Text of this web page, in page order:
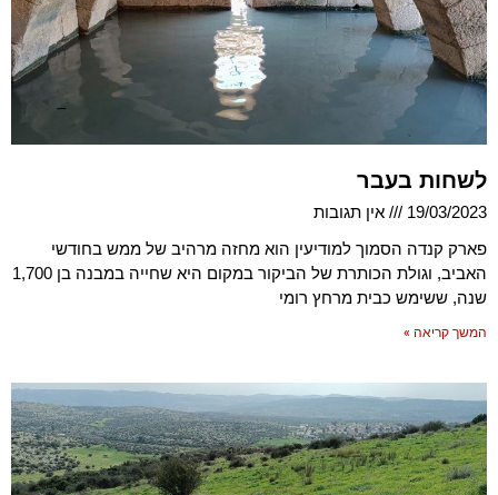
לשחות בעבר
19/03/2023
אין תגובות
פארק קנדה הסמוך למודיעין הוא מחזה מרהיב של ממש בחודשי
האביב, וגולת הכותרת של הביקור במקום היא שחייה במבנה בן 1,700
שנה, ששימש כבית מרחץ רומי
המשך קריאה »